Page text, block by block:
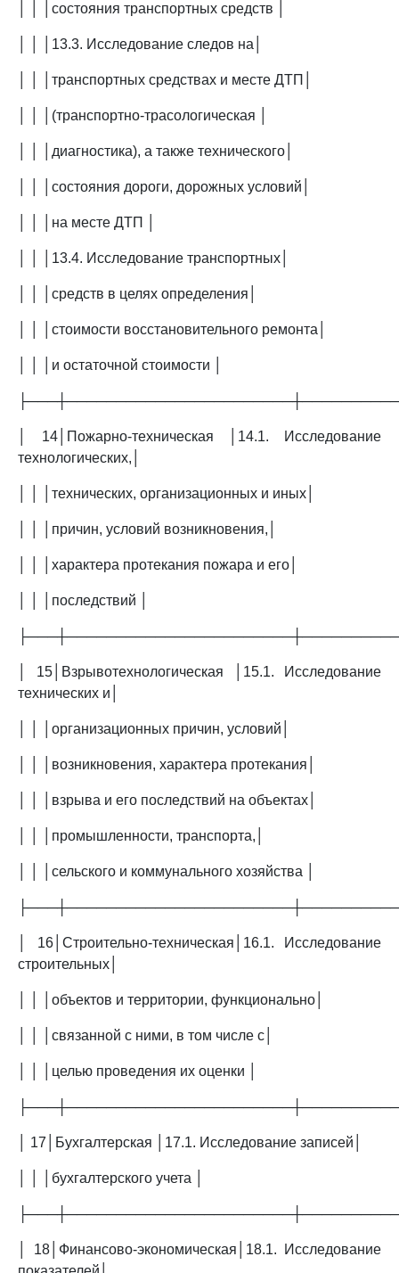
│ │ │состояния транспортных средств │
│ │ │13.3. Исследование следов на│
│ │ │транспортных средствах и месте ДТП│
│ │ │(транспортно-трасологическая │
│ │ │диагностика), а также технического│
│ │ │состояния дороги, дорожных условий│
│ │ │на месте ДТП │
│ │ │13.4. Исследование транспортных│
│ │ │средств в целях определения│
│ │ │стоимости восстановительного ремонта│
│ │ │и остаточной стоимости │
│ 14│Пожарно-техническая │14.1. Исследование
технологических,│
│ │ │технических, организационных и иных│
│ │ │причин, условий возникновения,│
│ │ │характера протекания пожара и его│
│ │ │последствий │
│ 15│Взрывотехнологическая │15.1. Исследование
технических и│
│ │ │организационных причин, условий│
│ │ │возникновения, характера протекания│
│ │ │взрыва и его последствий на объектах│
│ │ │промышленности, транспорта,│
│ │ │сельского и коммунального хозяйства │
│ 16│Строительно-техническая│16.1. Исследование
строительных│
│ │ │объектов и территории, функционально│
│ │ │связанной с ними, в том числе с│
│ │ │целью проведения их оценки │
│ 17│Бухгалтерская │17.1. Исследование записей│
│ │ │бухгалтерского учета │
│ 18│Финансово-экономическая│18.1. Исследование